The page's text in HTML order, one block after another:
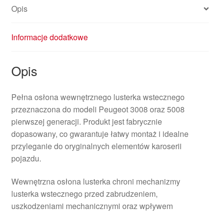
Opis
Informacje dodatkowe
Opis
Pełna osłona wewnętrznego lusterka wstecznego
przeznaczona do modeli Peugeot 3008 oraz 5008
pierwszej generacji. Produkt jest fabrycznie
dopasowany, co gwarantuje łatwy montaż i idealne
przyleganie do oryginalnych elementów karoserii
pojazdu.
Wewnętrzna osłona lusterka chroni mechanizmy
lusterka wstecznego przed zabrudzeniem,
uszkodzeniami mechanicznymi oraz wpływem